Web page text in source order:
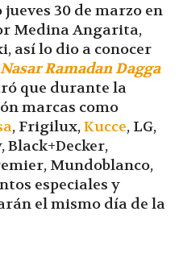
30 de marzo en
Medina Angarita,
así lo dio a conocer
Nasar Ramadan Dagga
que durante la
marcas como
, Frigilux,Kucce, LG,
Black+Decker,
Mundoblanco,
especiales y
el mismo día de la